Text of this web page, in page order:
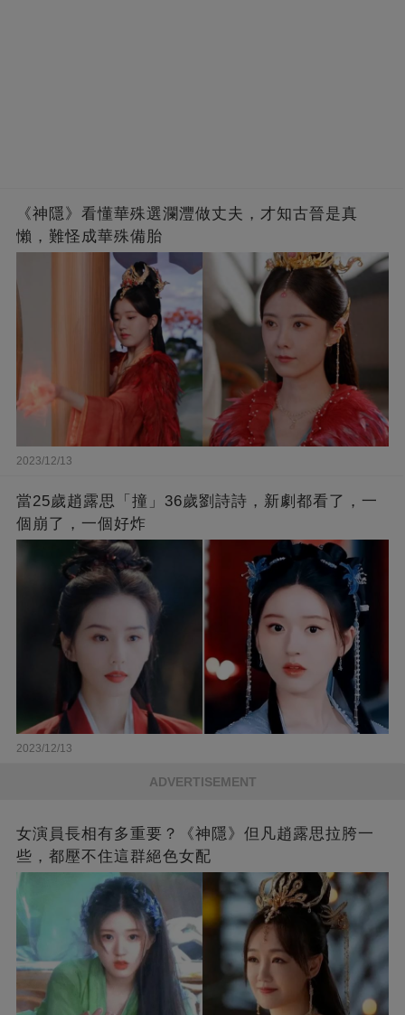
《神隱》看懂華殊選瀾灃做丈夫，才知古晉是真
懶，難怪成華殊備胎
2023/12/13
當25歲趙露思「撞」36歲劉詩詩，新劇都看了，一
個崩了，一個好炸
2023/12/13
ADVERTISEMENT
女演員長相有多重要？《神隱》但凡趙露思拉胯一
些，都壓不住這群絕色女配